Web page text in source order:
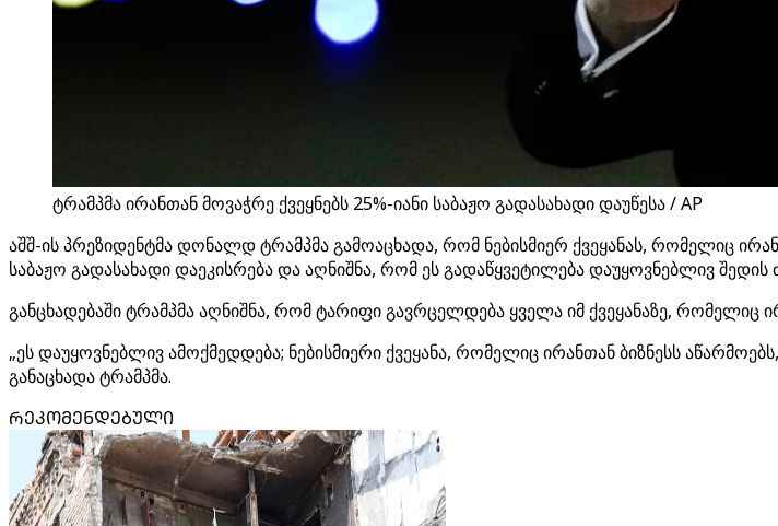
ტრამპმა ირანთან მოვაჭრე ქვეყნებს 25%-იანი საბაჟო გადასახადი დაუწესა / AP
აშშ-ის პრეზიდენტმა დონალდ ტრამპმა გამოაცხადა, რომ ნებისმიერ ქვეყანას, რომელიც
საბაჟო გადასახადი დაეკისრება და აღნიშნა, რომ ეს გადაწყვეტილება დაუყოვნებლივ შედის
განცხადებაში ტრამპმა აღნიშნა, რომ ტარიფი გავრცელდება ყველა იმ ქვეყანაზე,
„ეს დაუყოვნებლივ ამოქმედდება; ნებისმიერი ქვეყანა, რომელიც ირანთან ბიზნესს
განაცხადა ტრამპმა.
ᲠᲔᲙᲝᲛᲔᲜᲓᲔᲑᲣᲚᲘ